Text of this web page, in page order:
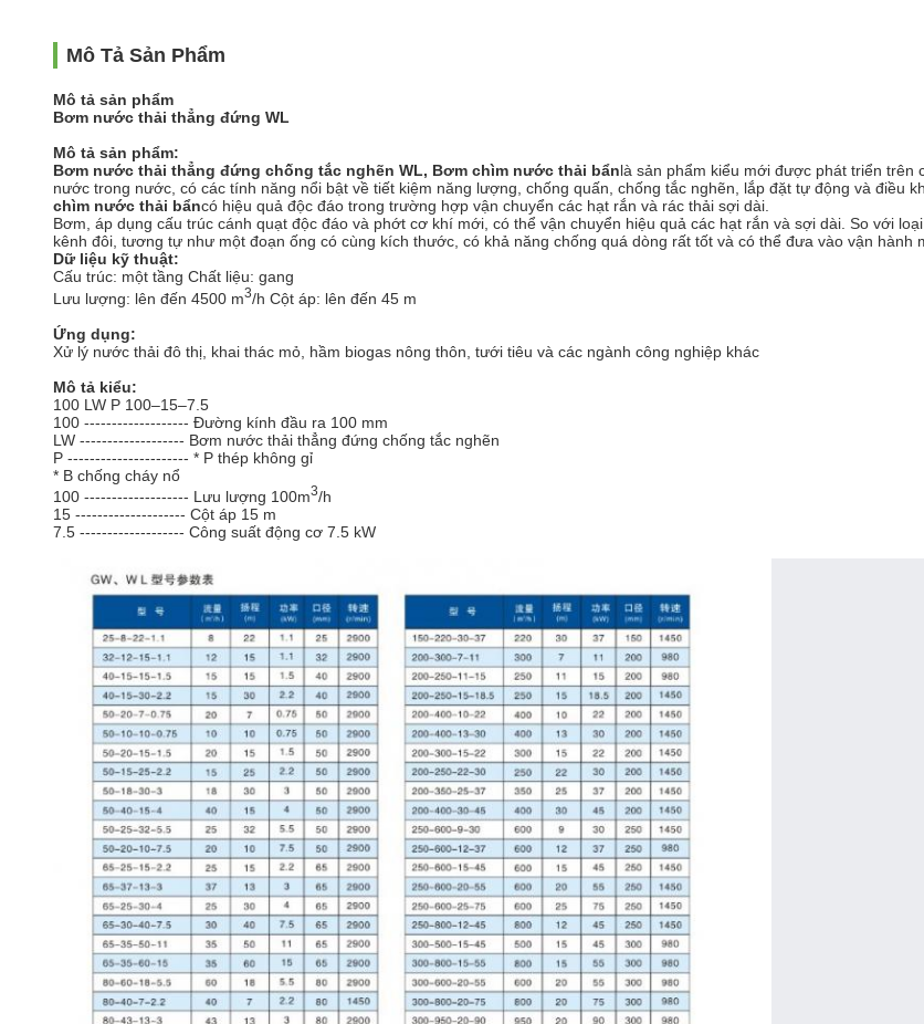
Mô Tả Sản Phẩm
Mô tả sản phẩm
Bơm nước thải thẳng đứng WL
Mô tả sản phẩm:
Bơm nước thải thẳng đứng chống tắc nghẽn WL, Bơm chìm nước thải bẩnlà sản phẩm kiểu mới được phát triển
nước trong nước, có các tính năng nổi bật về tiết kiệm năng lượng, chống quấn, chống tắc nghẽn, lắp đặt tự động và điều
chìm nước thải bẩncó hiệu quả độc đáo trong trường hợp vận chuyển các hạt rắn và rác thải sợi dài.
Bơm, áp dụng cấu trúc cánh quạt độc đáo và phớt cơ khí mới, có thể vận chuyển hiệu quả các hạt rắn và sợi dài. So với
kênh đôi, tương tự như một đoạn ống có cùng kích thước, có khả năng chống quá dòng rất tốt và có thể đưa vào vận hành
Dữ liệu kỹ thuật:
Cấu trúc: một tầng Chất liệu: gang
Lưu lượng: lên đến 4500 m3/h Cột áp: lên đến 45 m
Ứng dụng:
Xử lý nước thải đô thị, khai thác mỏ, hầm biogas nông thôn, tưới tiêu và các ngành công nghiệp khác
Mô tả kiểu:
100 LW P 100–15–7.5
100 ------------------- Đường kính đầu ra 100 mm
LW ------------------- Bơm nước thải thẳng đứng chống tắc nghẽn
P ---------------------- * P thép không gỉ
* B chống cháy nổ
100 ------------------- Lưu lượng 100m3/h
15 -------------------- Cột áp 15 m
7.5 ------------------- Công suất động cơ 7.5 kW